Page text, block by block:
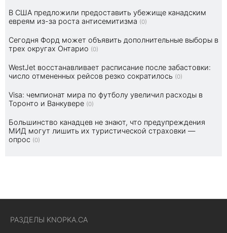
В США предложили предоставить убежище канадским
евреям из-за роста антисемитизма (0)
Сегодня Форд может объявить дополнительные выборы в
трех округах Онтарио (0)
WestJet восстанавливает расписание после забастовки:
число отмененных рейсов резко сократилось (0)
Visa: чемпионат мира по футболу увеличил расходы в
Торонто и Ванкувере (0)
Большинство канадцев не знают, что предупреждения
МИД могут лишить их туристической страховки —
опрос (0)
РАЗДЕЛЫ KNOPKA.CA